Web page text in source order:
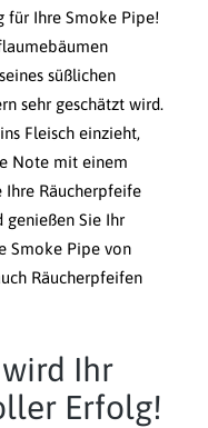
für Ihre Smoke Pipe!
süßlichen
sehr geschätzt wird.
Fleisch einzieht,
Note mit einem
Ihre Räucherpfeife
Sie Ihr
Smoke Pipe von
Räucherpfeifen
Ihr
Erfolg!